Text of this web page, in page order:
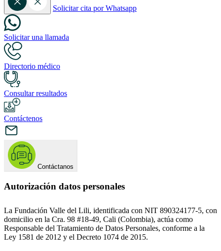
Solicitar cita por Whatsapp
Solicitar una llamada
Directorio médico
Consultar resultados
Contáctenos
Contáctanos
Autorización datos personales
La Fundación Valle del Lili, identificada con NIT 890324177-5, con
domicilio en la Cra. 98 #18-49, Cali (Colombia), actúa como
Responsable del Tratamiento de Datos Personales, conforme a la
Ley 1581 de 2012 y el Decreto 1074 de 2015.